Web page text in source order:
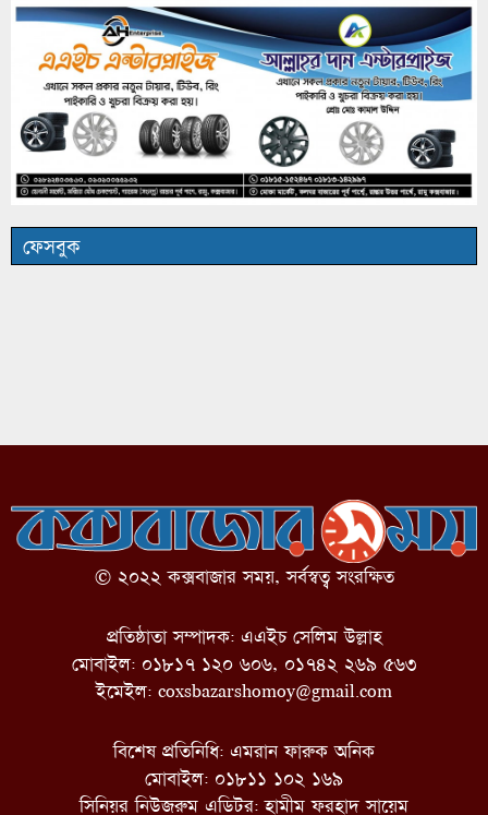
ফেসবুক
© ২০২২ কক্সবাজার সময়, সর্বস্বত্ব সংরক্ষিত
প্রতিষ্ঠাতা সম্পাদক: এএইচ সেলিম উল্লাহ
মোবাইল: ০১৮১৭ ১২০ ৬০৬, ০১৭৪২ ২৬৯ ৫৬৩
ইমেইল: coxsbazarshomoy@gmail.com
বিশেষ প্রতিনিধি: এমরান ফারুক অনিক
মোবাইল: ০১৮১১ ১০২ ১৬৯
সিনিয়র নিউজরুম এডিটর: হামীম ফরহাদ সায়েম